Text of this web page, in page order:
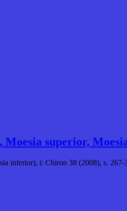
superior,
inferior), i: Chiron 38 (2008), s. 267-